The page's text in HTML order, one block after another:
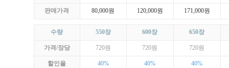
판매가격 80,000원 120,000원 171,000원
수량 550장 600장 650장
가격/장당 720원 720원 720원
할인율 40% 40% 40%